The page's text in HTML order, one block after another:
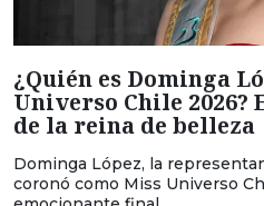
¿Quién es Dominga
Universo Chile
de la reina de belleza
Dominga López, la
coronó como Miss Universo